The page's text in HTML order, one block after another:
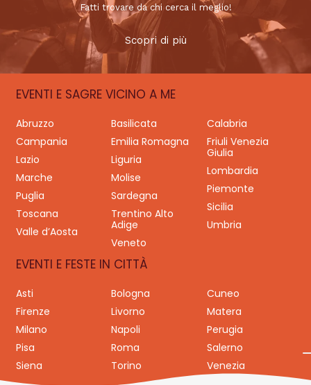
Fatti trovare da chi cerca il meglio!
Scopri di più
EVENTI E SAGRE VICINO A ME
Abruzzo Basilicata
Calabria
Campania
Emilia Romagna
Friuli Venezia
Giulia
Lazio
Liguria
Lombardia
Marche
Molise
Piemonte
Puglia
Sardegna
Sicilia
Toscana
Trentino Alto
Adige
Umbria
Valle d’Aosta
Veneto
EVENTI E FESTE IN CITTÀ
Asti Bologna
Cuneo
Firenze
Livorno
Matera
Milano
Napoli
Perugia
Pisa
Roma
Salerno
Siena
Torino Venezia